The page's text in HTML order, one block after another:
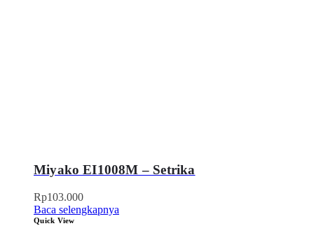
Miyako EI1008M – Setrika
Rp103.000
Baca selengkapnya
Quick View